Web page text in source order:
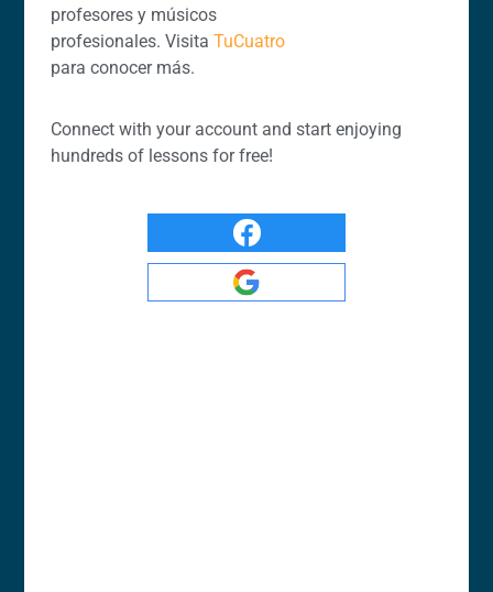
profesores y músicos
profesionales. Visita TuCuatro
para conocer más.
Connect with your account and start enjoying
hundreds of lessons for free!